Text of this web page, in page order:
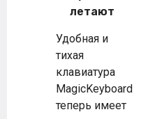
летают
Удобная и
тихая
клавиатура
MagicKeyboard
теперь имеет